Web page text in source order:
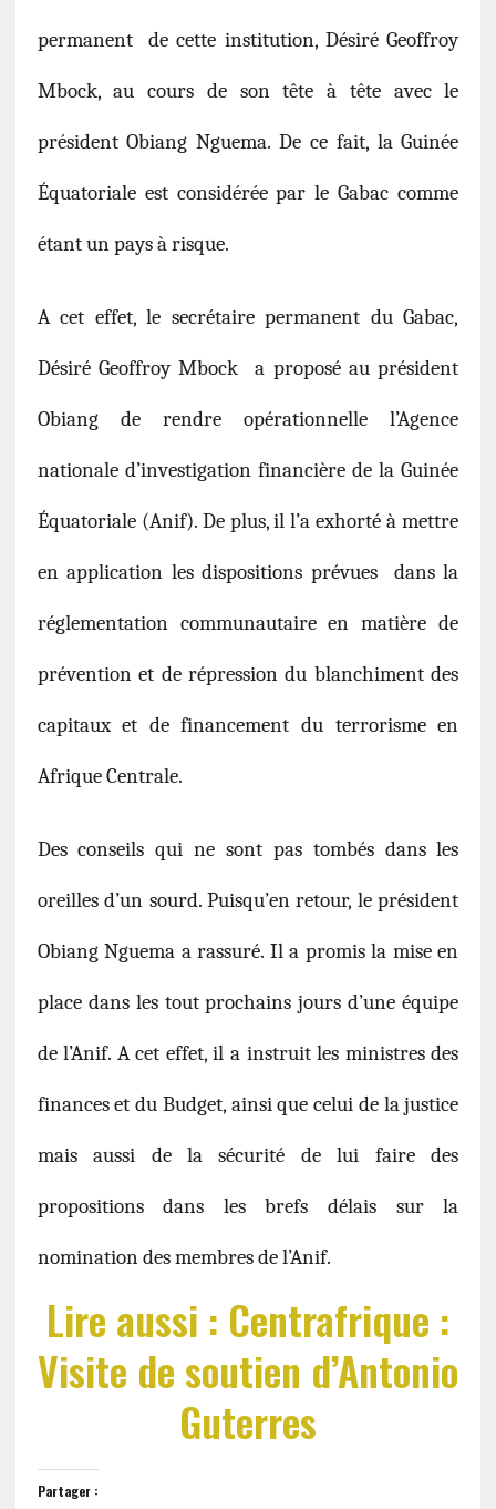
permanent de cette institution, Désiré Geoffroy
Mbock, au cours de son tête à tête avec le
président Obiang Nguema. De ce fait, la Guinée
Équatoriale est considérée par le Gabac comme
étant un pays à risque.
A cet effet, le secrétaire permanent du Gabac,
Désiré Geoffroy Mbock a proposé au président
Obiang de rendre opérationnelle l’Agence
nationale d’investigation financière de la Guinée
Équatoriale (Anif). De plus, il l’a exhorté à mettre
en application les dispositions prévues dans la
réglementation communautaire en matière de
prévention et de répression du blanchiment des
capitaux et de financement du terrorisme en
Afrique Centrale.
Des conseils qui ne sont pas tombés dans les
oreilles d’un sourd. Puisqu’en retour, le président
Obiang Nguema a rassuré. Il a promis la mise en
place dans les tout prochains jours d’une équipe
de l’Anif. A cet effet, il a instruit les ministres des
finances et du Budget, ainsi que celui de la justice
mais aussi de la sécurité de lui faire des
propositions dans les brefs délais sur la
nomination des membres de l’Anif.
Lire aussi : Centrafrique :
Visite de soutien d’Antonio
Guterres
Partager :